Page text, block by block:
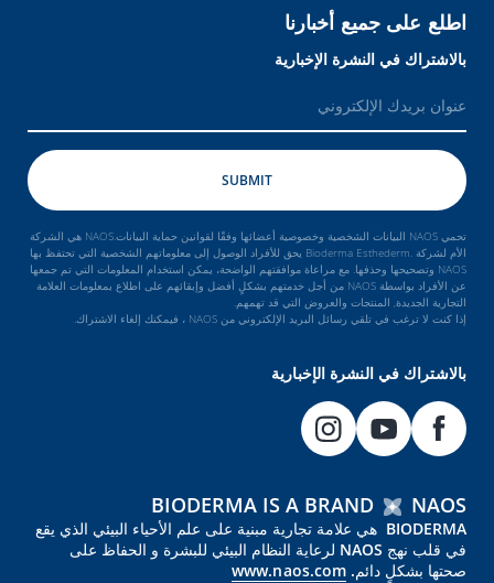
اطلع على جميع أخبارنا
بالاشتراك في النشرة الإخبارية
تحمي NAOS البيانات الشخصية وخصوصية أعضائها وفقًا لقوانين حماية البيانات.NAOS هي الشركة
الأم لشركة .Bioderma Esthederm يحق للأفراد الوصول إلى معلوماتهم الشخصية التي تحتفظ بها
NAOS وتصحيحها وحذفها. مع مراعاة موافقتهم الواضحة، يمكن استخدام المعلومات التي تم جمعها
عن الأفراد بواسطة NAOS من أجل خدمتهم بشكلٍ أفضل وإبقائهم على اطلاع بمعلومات العلامة
التجارية الجديدة, المنتجات والعروض التي قد تهمهم.
إذا كنت لا ترغب في تلقي رسائل البريد الإلكتروني من NAOS ، فيمكنك إلغاء الاشتراك.
بالاشتراك في النشرة الإخبارية
BIODERMA IS A BRAND NAOS
BIODERMA هي علامة تجارية مبنية على علم الأحياء البيئي الذي يقع
في قلب نهج NAOS لرعاية النظام البيئي للبشرة و الحفاظ على
صحتها بشكلٍ دائم. www.naos.com